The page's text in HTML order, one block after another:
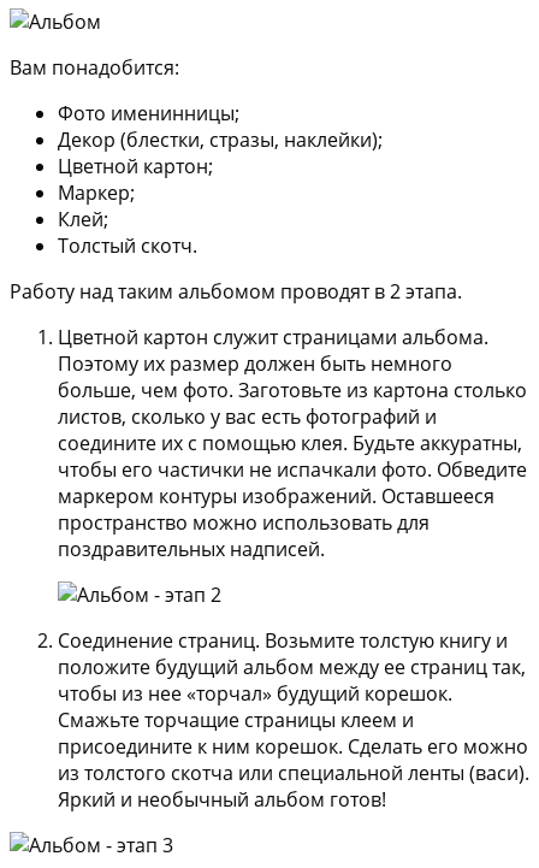
Вам понадобится:
Фото именинницы;
Декор (блестки, стразы, наклейки);
Цветной картон;
Маркер;
Клей;
Толстый скотч.
Работу над таким альбомом проводят в 2 этапа.
Цветной картон служит страницами альбома.
Поэтому их размер должен быть немного
больше, чем фото. Заготовьте из картона столько
листов, сколько у вас есть фотографий и
соедините их с помощью клея. Будьте аккуратны,
чтобы его частички не испачкали фото. Обведите
маркером контуры изображений. Оставшееся
пространство можно использовать для
поздравительных надписей.
Соединение страниц. Возьмите толстую книгу и
положите будущий альбом между ее страниц так,
чтобы из нее «торчал» будущий корешок.
Смажьте торчащие страницы клеем и
присоедините к ним корешок. Сделать его можно
из толстого скотча или специальной ленты (васи).
Яркий и необычный альбом готов!